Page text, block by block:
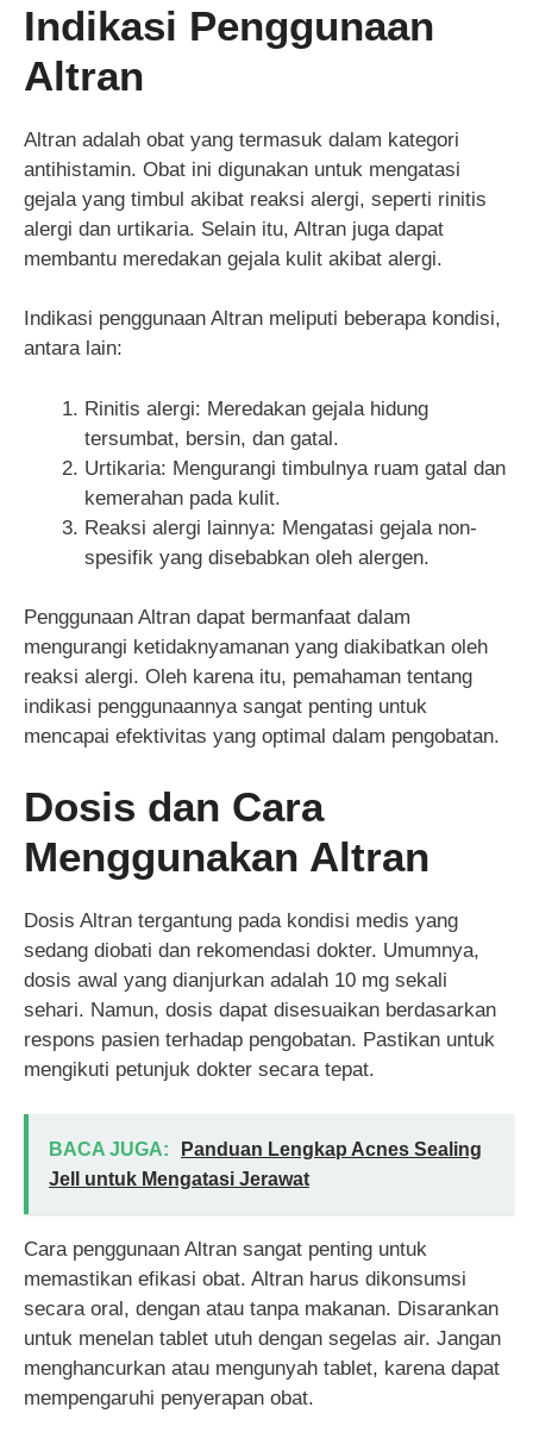
Indikasi Penggunaan
Altran
Altran adalah obat yang termasuk dalam kategori
antihistamin. Obat ini digunakan untuk mengatasi
gejala yang timbul akibat reaksi alergi, seperti rinitis
alergi dan urtikaria. Selain itu, Altran juga dapat
membantu meredakan gejala kulit akibat alergi.
Indikasi penggunaan Altran meliputi beberapa kondisi,
antara lain:
Rinitis alergi: Meredakan gejala hidung
tersumbat, bersin, dan gatal.
Urtikaria: Mengurangi timbulnya ruam gatal dan
kemerahan pada kulit.
Reaksi alergi lainnya: Mengatasi gejala non-
spesifik yang disebabkan oleh alergen.
Penggunaan Altran dapat bermanfaat dalam
mengurangi ketidaknyamanan yang diakibatkan oleh
reaksi alergi. Oleh karena itu, pemahaman tentang
indikasi penggunaannya sangat penting untuk
mencapai efektivitas yang optimal dalam pengobatan.
Dosis dan Cara
Menggunakan Altran
Dosis Altran tergantung pada kondisi medis yang
sedang diobati dan rekomendasi dokter. Umumnya,
dosis awal yang dianjurkan adalah 10 mg sekali
sehari. Namun, dosis dapat disesuaikan berdasarkan
respons pasien terhadap pengobatan. Pastikan untuk
mengikuti petunjuk dokter secara tepat.
BACA JUGA:
Panduan Lengkap Acnes Sealing
Jell untuk Mengatasi Jerawat
Cara penggunaan Altran sangat penting untuk
memastikan efikasi obat. Altran harus dikonsumsi
secara oral, dengan atau tanpa makanan. Disarankan
untuk menelan tablet utuh dengan segelas air. Jangan
menghancurkan atau mengunyah tablet, karena dapat
mempengaruhi penyerapan obat.